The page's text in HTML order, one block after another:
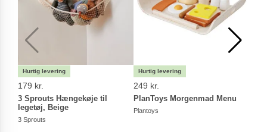
179 kr.
3 Sprouts Hængekøje til
legetøj, Beige
3 Sprouts
249 kr.
PlanToys Morgenmad Menu
Plantoys